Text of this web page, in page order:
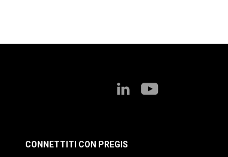
CONNETTITI CON PREGIS